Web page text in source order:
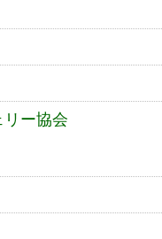
ー協会